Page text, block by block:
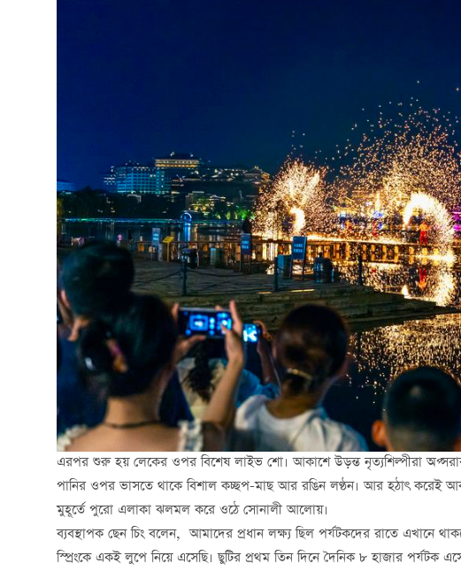
এরপর শুরু হয় লেকের ওপর বিশেষ লাইভ শো। আকাশে উড়ন্ত নৃত্যশিল্পীরা
পানির ওপর ভাসতে থাকে বিশাল কচ্ছপ-মাছ আর রঙিন লণ্ঠন। আর হঠাৎ করেই
মুহূর্তে পুরো এলাকা ঝলমল করে ওঠে সোনালী আলোয়।
ব্যবস্থাপক ছেন চিং বলেন, আমাদের প্রধান লক্ষ্য ছিল পর্যটকদের রাতে এখানে
স্প্রিংকে একই লুপে নিয়ে এসেছি। ছুটির প্রথম তিন দিনে দৈনিক ৮ হাজার